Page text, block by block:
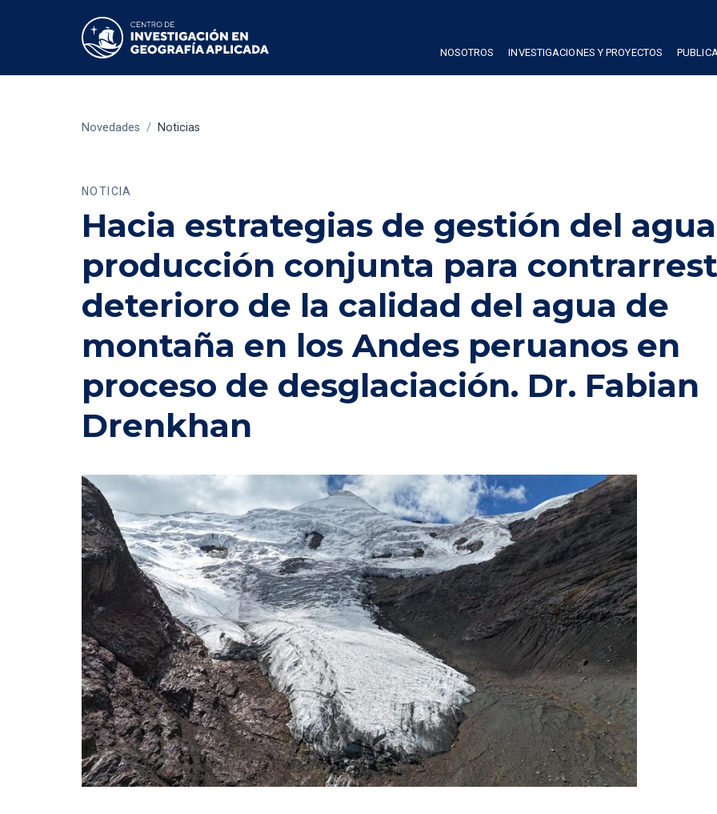
NOSOTROS INVESTIGACIONES Y PROYECTOS
Novedades / Noticias
NOTICIA
Hacia estrategias de gestión del
producción conjunta para
deterioro de la calidad del agua de
montaña en los Andes peruanos en
proceso de desglaciación. Dr. Fabian
Drenkhan